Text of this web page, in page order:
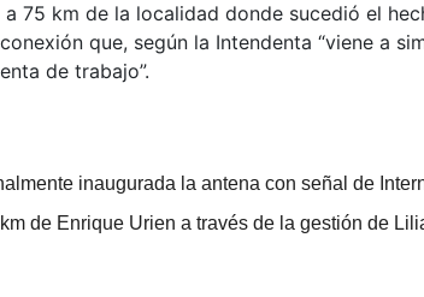
75 km de la localidad donde sucedió el
que, según la Intendenta “viene a
de trabajo”.
inaugurada la antena con señal de
de Enrique Urien a través de la gestión de